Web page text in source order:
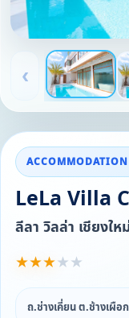
‹
LeLa Villa
ลีลา วิลล่า เชียงให
★★★★★
ถ.ช่างเคี่ยน ต.ช้างเผือ